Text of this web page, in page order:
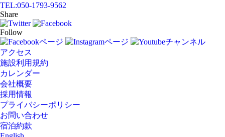
TEL:050-1793-9562
Share
Follow
アクセス
施設利用規約
カレンダー
会社概要
採用情報
プライバシーポリシー
お問い合わせ
宿泊約款